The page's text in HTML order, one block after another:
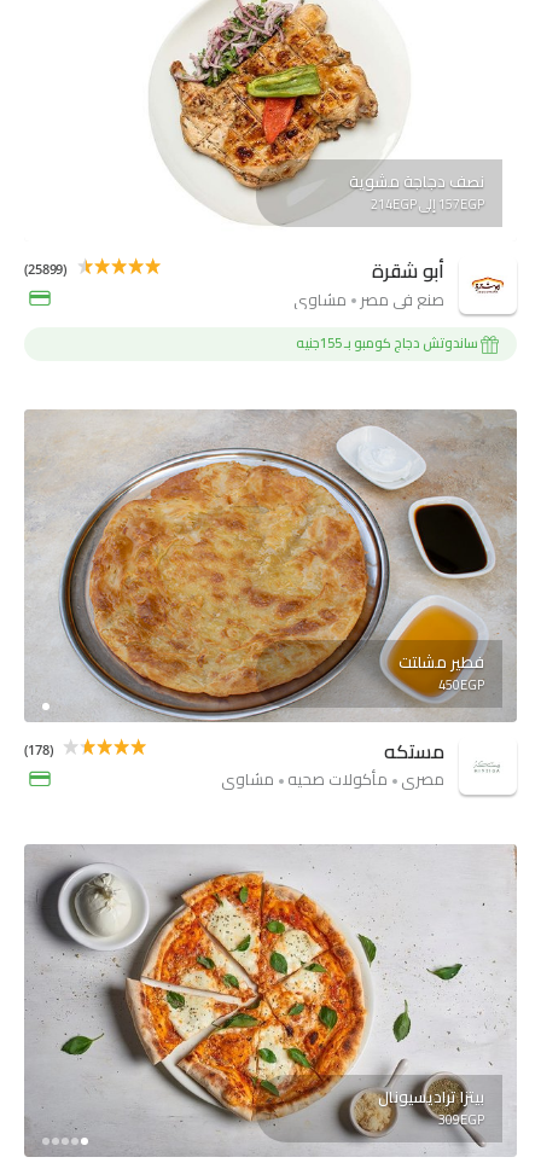
نصف دجاجة مشوية
157EGP إلى 214EGP
(25899) أبو شقرة
صنع فى مصر مشاوي
ساندوتش دجاج كومبو بـ 155جنيه
فطير مشلتت
450EGP
(178) مستكه
مصري مأكولات صحيه مشاوي
بيتزا تراديسيونال
309EGP